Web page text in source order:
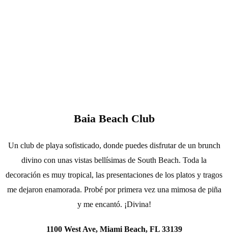
Baia Beach Club
Un club de playa sofisticado, donde puedes disfrutar de un brunch
divino con unas vistas bellísimas de South Beach. Toda la
decoración es muy tropical, las presentaciones de los platos y tragos
me dejaron enamorada. Probé por primera vez una mimosa de piña
y me encantó. ¡Divina!
1100 West Ave, Miami Beach, FL 33139